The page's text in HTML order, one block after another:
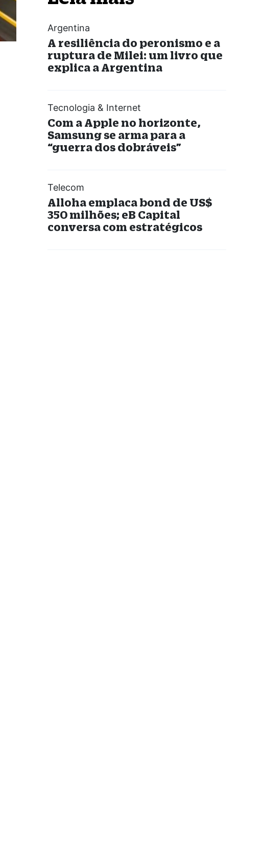
Argentina
A resiliência do peronismo e a
ruptura de Milei: um livro que
explica a Argentina
Tecnologia & Internet
Com a Apple no horizonte,
Samsung se arma para a
“guerra dos dobráveis”
Telecom
Alloha emplaca bond de US$
350 milhões; eB Capital
conversa com estratégicos